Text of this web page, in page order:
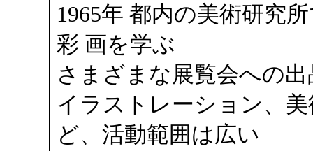
1965年 都内の美術研究
彩 画を学ぶ
さまざまな展覧会への
イラストレーション、
ど、活動範囲は広い